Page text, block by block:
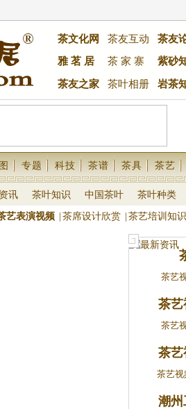
茶文化网 茶友互动
茶友
雅 茗 居
茶 家 寨 紫砂
茶友之家 茶叶相册 岩茶
专题 科技 茶谱 茶具 茶艺
讯 茶叶知识 中国茶叶 茶叶种类
艺表演视频 茶席设计欣赏 茶艺培训知识
茶艺
茶艺
茶艺
茶艺
茶艺视
潮